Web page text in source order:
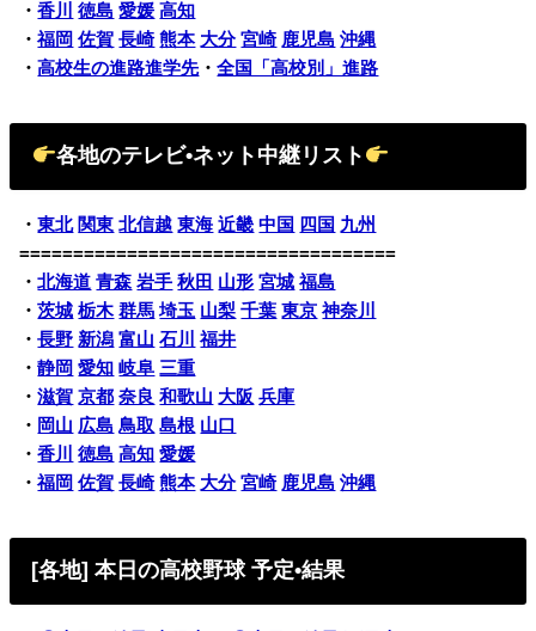
・香川 徳島 愛媛 高知
・福岡 佐賀 長崎 熊本 大分 宮崎 鹿児島 沖縄
・高校生の進路進学先・全国「高校別」進路
各地のテレビ•ネット中継リスト
・東北 関東 北信越 東海 近畿 中国 四国 九州
===================================
・北海道 青森 岩手 秋田 山形 宮城 福島
・茨城 栃木 群馬 埼玉 山梨 千葉 東京 神奈川
・長野 新潟 富山 石川
福井
・静岡 愛知 岐阜 三重
・滋賀 京都 奈良 和歌山 大阪 兵庫
・ 岡山 広島 鳥取 島根 山口
・香川 徳島 高知 愛媛
・福岡 佐賀 長崎 熊本 大分 宮崎 鹿児島 沖縄
[各地] 本日の高校野球 予定•結果